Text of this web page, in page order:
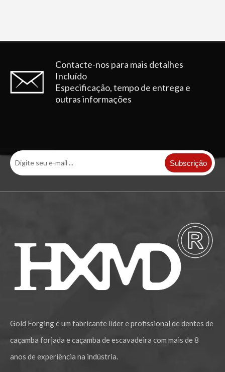
Contacte-nos para mais detalhes
Incluído
Especificação, tempo de entrega e
outras informações
Subscrição
Gold Forging é um fabricante líder e profissional de dentes de
caçamba forjada e caçamba de escavadeira com mais de 8
anos de experiência na indústria.